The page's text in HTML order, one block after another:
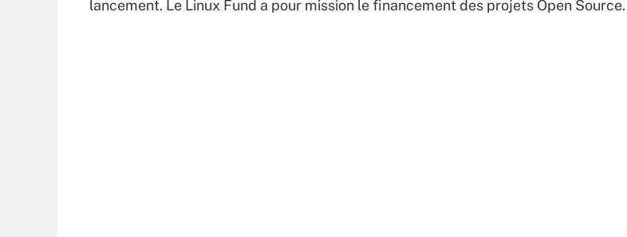
lancement. Le Linux Fund a pour mission le financement des projets Open Source.